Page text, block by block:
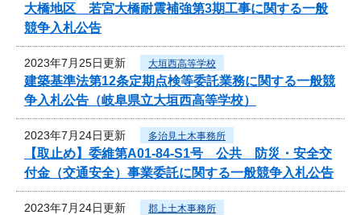
大橋地区 若宮大橋耐震補強第3期工事に関する一般
競争入札公告
2023年7月25日更新 大垣西高等学校
建築基準法第12条定期点検等委託業務に関する一般競
争入札公告（岐阜県立大垣西高等学校）
2023年7月24日更新 多治見土木事務所
【取止め】委維第A01-84-S1号 公共 防災・安全交
付金（交通安全）事業委託に関する一般競争入札公告
2023年7月24日更新 郡上土木事務所